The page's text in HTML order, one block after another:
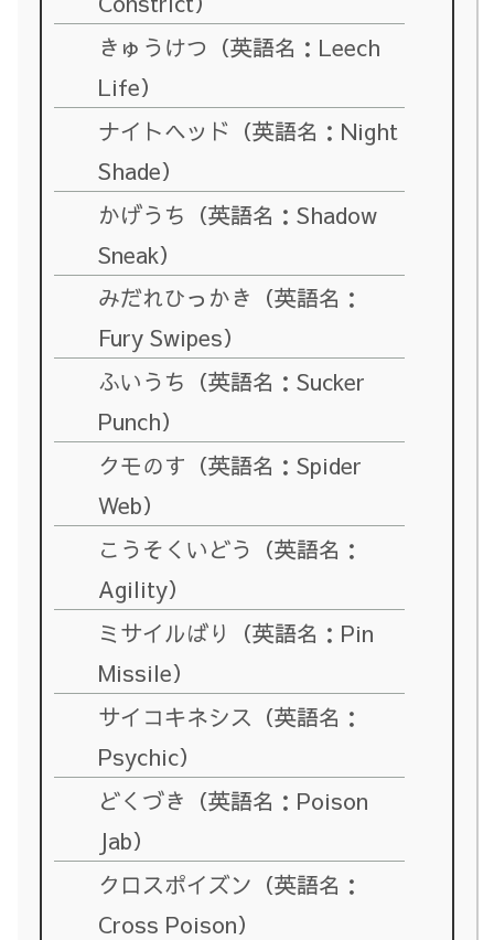
きゅうけつ（英語名：Leech
Life）
ナイトヘッド（英語名：Night
Shade）
かげうち（英語名：Shadow
Sneak）
みだれひっかき（英語名：
Fury Swipes）
ふいうち（英語名：Sucker
Punch）
クモのす（英語名：Spider
Web）
こうそくいどう（英語名：
Agility）
ミサイルばり（英語名：Pin
Missile）
サイコキネシス（英語名：
Psychic）
どくづき（英語名：Poison
Jab）
クロスポイズン（英語名：
Cross Poison）